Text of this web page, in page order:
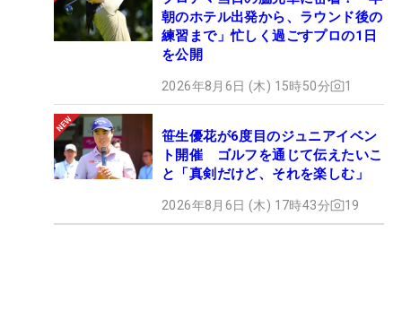
朝のホテル出発から、ラウンド後の
練習まで」忙しく過ごすプロの1日
を公開
2026年8月6日 (木) 15時50分 1
笹生優花が6度目のジュニアイベン
ト開催 ゴルフを通じて伝えたいこ
と「真剣だけど、それを楽しむ」
2026年8月6日 (木) 17時43分 19